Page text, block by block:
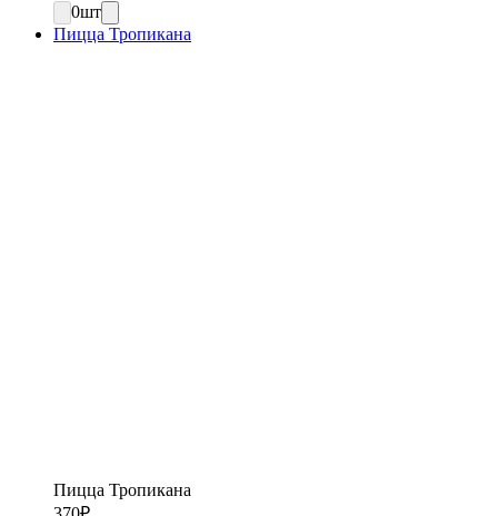
0шт
Пицца Тропикана
Пицца Тропикана